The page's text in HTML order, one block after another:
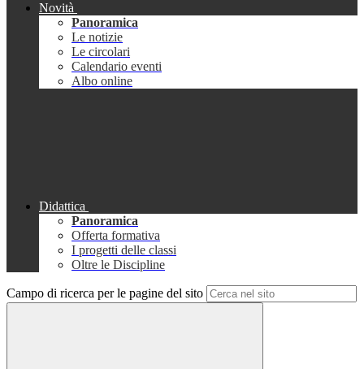
Novità
Panoramica
Le notizie
Le circolari
Calendario eventi
Albo online
Didattica
Panoramica
Offerta formativa
I progetti delle classi
Oltre le Discipline
Campo di ricerca per le pagine del sito